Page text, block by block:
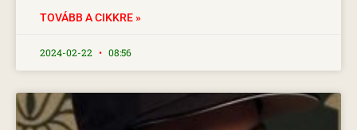
TOVÁBB A CIKKRE »
2024-02-22 08:56